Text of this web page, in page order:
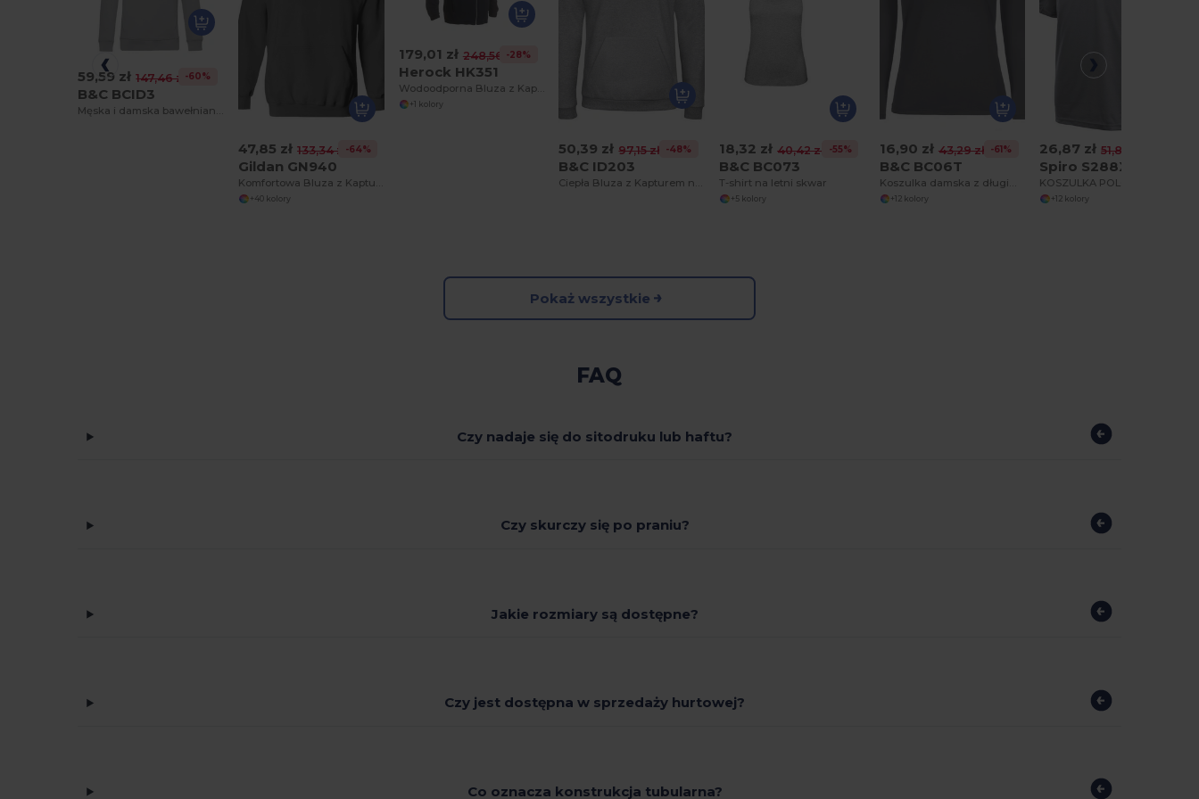
59,59 zł 147,46 zł-60%
B&C BCID3
47,85 zł 133,34 zł-64%
Gildan GN940
+40 kolory
179,01 zł 248,56 zł-28%
Herock HK351
Wodoodporna Bluza z Kapturem Juno
+1 kolory
50,39 zł 97,15 zł -48%
B&C ID203
18,32 zł 40,42 zł -55%
B&C BC073
T-shirt na letni skwar
+5 kolory
16,90 zł 43,29 zł -61%
B&C BC06T
+12 kolory
26,87 zł 51,80 zł
Spiro S288X
+12 kolory
Pokaż wszystkie
FAQ
Czy nadaje się do sitodruku lub haftu?
Czy skurczy się po praniu?
Jakie rozmiary są dostępne?
Czy jest dostępna w sprzedaży hurtowej?
Co oznacza konstrukcja tubularna?